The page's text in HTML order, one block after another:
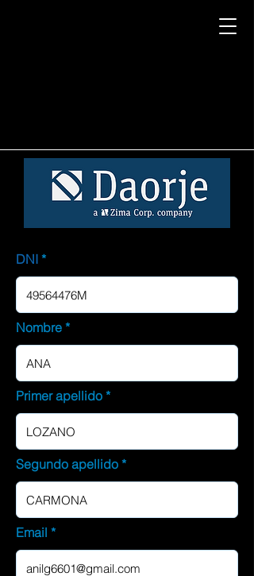
DNI
Nombre
Primer apellido
Segundo apellido
Email